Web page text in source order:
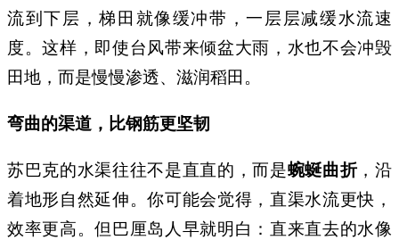
流到下层，梯田就像缓冲带，一层层减缓水流速
度。这样，即使台风带来倾盆大雨，水也不会冲毁
田地，而是慢慢渗透、滋润稻田。
弯曲的渠道，比钢筋更坚韧
苏巴克的水渠往往不是直直的，而是蜿蜒曲折，沿
着地形自然延伸。你可能会觉得，直渠水流更快，
效率更高。但巴厘岛人早就明白：直来直去的水像